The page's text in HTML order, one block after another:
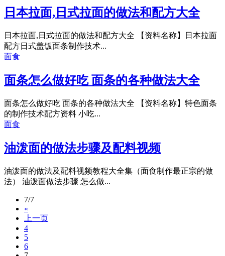
日本拉面,日式拉面的做法和配方大全
日本拉面,日式拉面的做法和配方大全 【资料名称】日本拉面
配方日式盖饭面条制作技术...
面食
面条怎么做好吃 面条的各种做法大全
面条怎么做好吃 面条的各种做法大全 【资料名称】特色面条
的制作技术配方资料 小吃...
面食
油泼面的做法步骤及配料视频
油泼面的做法及配料视频教程大全集（面食制作最正宗的做
法） 油泼面做法步骤 怎么做...
7/7
«
上一页
4
5
6